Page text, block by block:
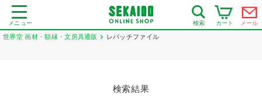
メニュー 検索 カート メール
世界堂 画材・額縁・文房具通販 レバッチファイル
検索結果